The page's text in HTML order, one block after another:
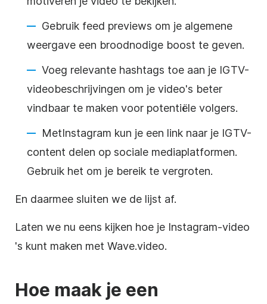
Gebruik feed previews om je algemene
weergave een broodnodige boost te geven.
Voeg relevante hashtags toe aan je IGTV-
videobeschrijvingen om je video's beter
vindbaar te maken voor potentiële volgers.
MetInstagram kun je een link naar je IGTV-
content delen op sociale mediaplatformen.
Gebruik het om je bereik te vergroten.
En daarmee sluiten we de lijst af.
Laten we nu eens kijken hoe je Instagram-video
's kunt maken met Wave.video.
Hoe maak je een